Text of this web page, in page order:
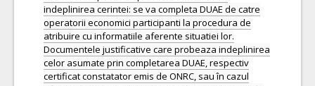
indeplinirea cerintei: se va completa DUAE de catre
operatorii economici participanti la procedura de
atribuire cu informatiile aferente situatiei lor.
Documentele justificative care probeaza indeplinirea
celor asumate prin completarea DUAE, respectiv
certificat constatator emis de ONRC, sau în cazul